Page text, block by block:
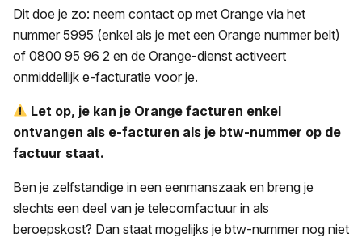
Dit doe je zo: neem contact op met Orange via het
nummer 5995 (enkel als je met een Orange nummer belt)
of 0800 95 96 2 en de Orange-dienst activeert
onmiddellijk e-facturatie voor je.
Let op, je kan je Orange facturen enkel
ontvangen als e-facturen als je btw-nummer op de
factuur staat.
Ben je zelfstandige in een eenmanszaak en breng je
slechts een deel van je telecomfactuur in als
beroepskost? Dan staat mogelijks je btw-nummer nog niet